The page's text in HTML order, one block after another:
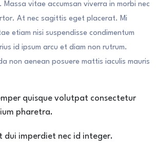
vitae accumsan viverra in morbi nec
At nec sagittis eget placerat. Mi
etiam nisi suspendisse condimentum
id ipsum arcu et diam non rutrum.
non aenean posuere mattis iaculis mauris
quisque volutpat consectetur
pharetra.
dui imperdiet nec id integer.